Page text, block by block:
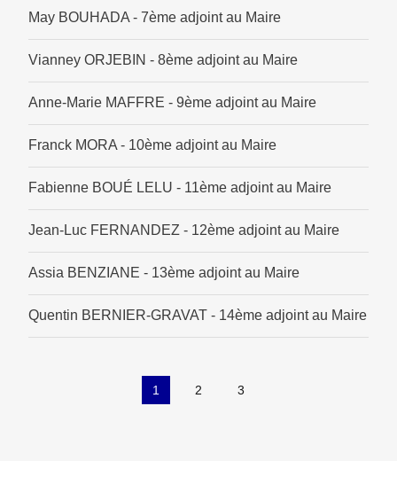
May BOUHADA - 7ème adjoint au Maire
Vianney ORJEBIN - 8ème adjoint au Maire
Anne-Marie MAFFRE - 9ème adjoint au Maire
Franck MORA - 10ème adjoint au Maire
Fabienne BOUÉ LELU - 11ème adjoint au Maire
Jean-Luc FERNANDEZ - 12ème adjoint au Maire
Assia BENZIANE - 13ème adjoint au Maire
Quentin BERNIER-GRAVAT - 14ème adjoint au Maire
1 2 3